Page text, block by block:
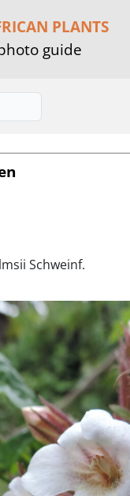
PLANTS
guide
Schweinf.